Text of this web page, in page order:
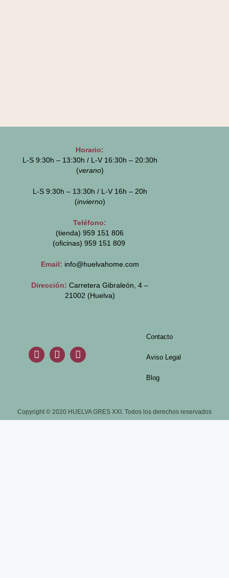
Horario:
L-S 9:30h – 13:30h / L-V 16:30h – 20:30h
(verano)
L-S 9:30h – 13:30h / L-V 16h – 20h
(invierno)
Teléfono:
(tienda) 959 151 806
(oficinas) 959 151 809
Email: info@huelvahome.com
Dirección: Carretera Gibraleón, 4 –
21002 (Huelva)
Contacto
Aviso Legal
Blog
Copyright © 2020 HUELVA GRES XXI. Todos los derechos reservados